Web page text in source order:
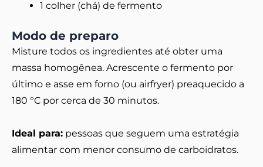
1 colher (chá) de fermento
Modo de preparo
Misture todos os ingredientes até obter uma
massa homogênea. Acrescente o fermento por
último e asse em forno (ou airfryer) preaquecido a
180 °C por cerca de 30 minutos.
Ideal para: pessoas que seguem uma estratégia
alimentar com menor consumo de carboidratos.